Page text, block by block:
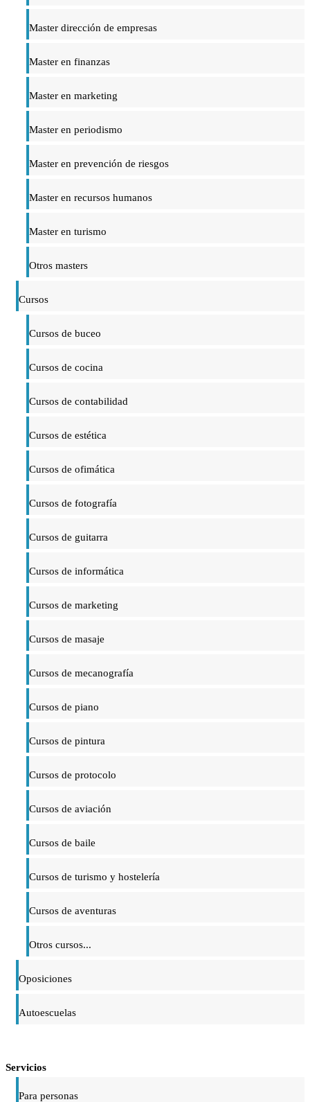
Master dirección de empresas
Master en finanzas
Master en marketing
Master en periodismo
Master en prevención de riesgos
Master en recursos humanos
Master en turismo
Otros masters
Cursos
Cursos de buceo
Cursos de cocina
Cursos de contabilidad
Cursos de estética
Cursos de ofimática
Cursos de fotografía
Cursos de guitarra
Cursos de informática
Cursos de marketing
Cursos de masaje
Cursos de mecanografía
Cursos de piano
Cursos de pintura
Cursos de protocolo
Cursos de aviación
Cursos de baile
Cursos de turismo y hostelería
Cursos de aventuras
Otros cursos...
Oposiciones
Autoescuelas
Servicios
Para personas